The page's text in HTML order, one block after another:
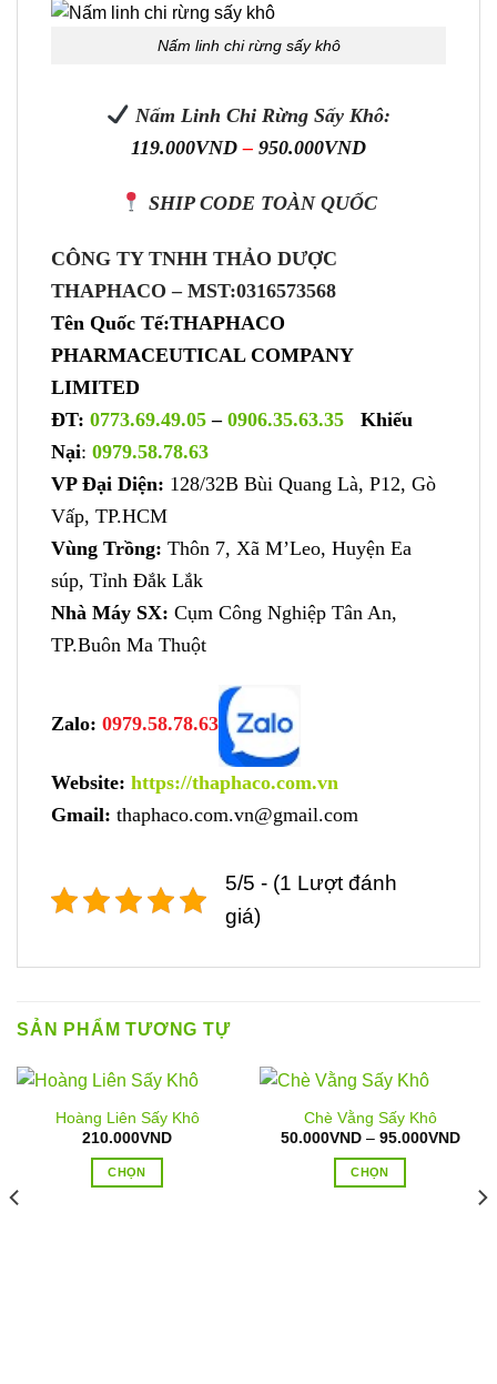
Nấm linh chi rừng sấy khô
Nấm Linh Chi Rừng Sấy Khô:
119.000VND – 950.000VND
SHIP CODE TOÀN QUỐC
CÔNG TY TNHH THẢO DƯỢC
THAPHACO –MST:0316573568
Tên Quốc Tế:THAPHACO
PHARMACEUTICAL COMPANY
LIMITED
ĐT: 0773.69.49.05 – 0906.35.63.35
Khiếu
Nại: 0979.58.78.63
VP Đại Diện: 128/32B Bùi Quang Là, P12, Gò
Vấp, TP.HCM
Vùng Trồng: Thôn 7, Xã M’Leo, Huyện Ea
súp, Tỉnh Đắk Lắk
Nhà Máy SX: Cụm Công Nghiệp Tân An,
TP.Buôn Ma Thuột
Zalo: 0979.58.78.63
Website: https://thaphaco.com.vn
Gmail: thaphaco.com.vn@gmail.com
5/5 - (1 Lượt đánh
giá)
SẢN PHẨM TƯƠNG TỰ
Hoàng Liên Sấy Khô
210.000VND
CHỌN
Chè Vằng Sấy Khô
50.000VND – 95.000VND
đến
CHỌN